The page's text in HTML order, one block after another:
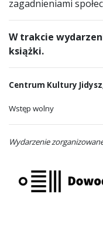
zagadnieniami
W trakcie
książki.
Centrum Kultury
Wstęp wolny
Wydarzenie